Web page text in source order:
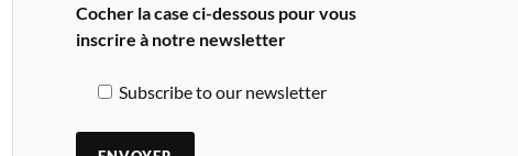
Cocher la case ci-dessous pour vous
inscrire à notre newsletter
Subscribe to our newsletter